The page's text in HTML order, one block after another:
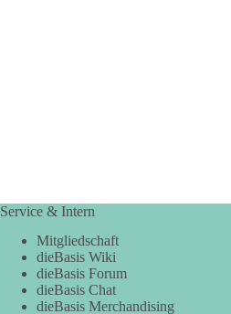
Service & Intern
Mitgliedschaft
dieBasis Wiki
dieBasis Forum
dieBasis Chat
dieBasis Merchandising